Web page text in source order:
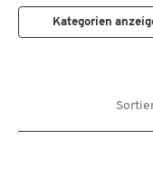
Kategorien